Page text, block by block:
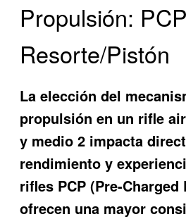
Propulsión:
Resorte/Pistón
La elección del
propulsión en un rifle
y medio 2 impacta
rendimiento y
rifles PCP (Pre-Charged
ofrecen una mayor